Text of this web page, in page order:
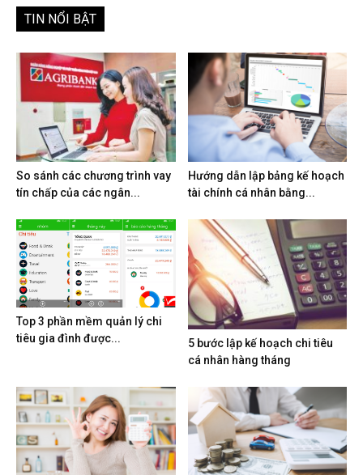
TIN NỔI BẬT
So sánh các chương trình vay
tín chấp của các ngân...
Hướng dẫn lập bảng kế hoạch
tài chính cá nhân bằng...
Top 3 phần mềm quản lý chi
tiêu gia đình được...
5 bước lập kế hoạch chi tiêu
cá nhân hàng tháng